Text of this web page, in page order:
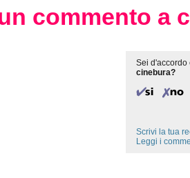
commento a
Sei d'accordo
cinebura?
Scrivi la tua
Leggi i